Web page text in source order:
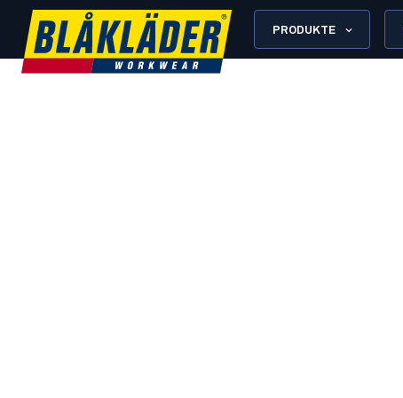
PRODUKTE